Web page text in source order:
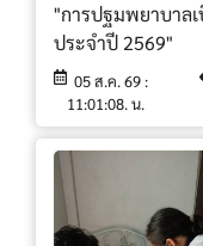
"การปฐมพยาบาล
ประจำปี 2569"
05 ส.ค. 69 :
11:01:08. น.